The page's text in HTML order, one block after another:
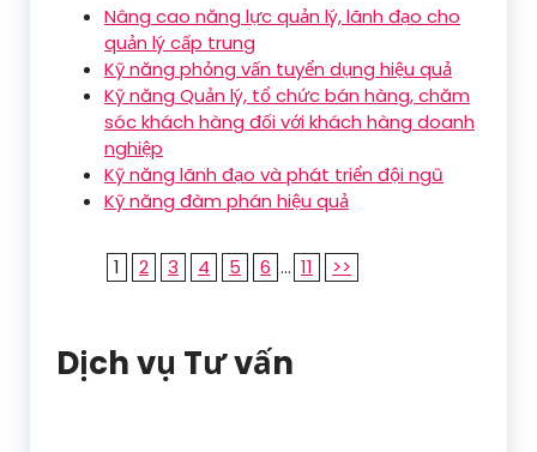
Nâng cao năng lực quản lý, lãnh đạo cho
quản lý cấp trung
Kỹ năng phỏng vấn tuyển dụng hiệu quả
Kỹ năng Quản lý, tổ chức bán hàng, chăm
sóc khách hàng đối với khách hàng doanh
nghiệp
Kỹ năng lãnh đạo và phát triển đội ngũ
Kỹ năng đàm phán hiệu quả
1 2 3 4 5 6 ... 11 >>
Dịch vụ Tư vấn